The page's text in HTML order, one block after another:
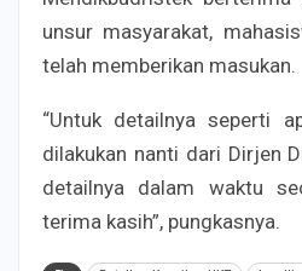
unsur masyarakat,
telah memberikan masukan.
“Untuk detailnya seperti
dilakukan nanti dari Dirjen
detailnya dalam waktu
terima kasih”, pungkasnya.